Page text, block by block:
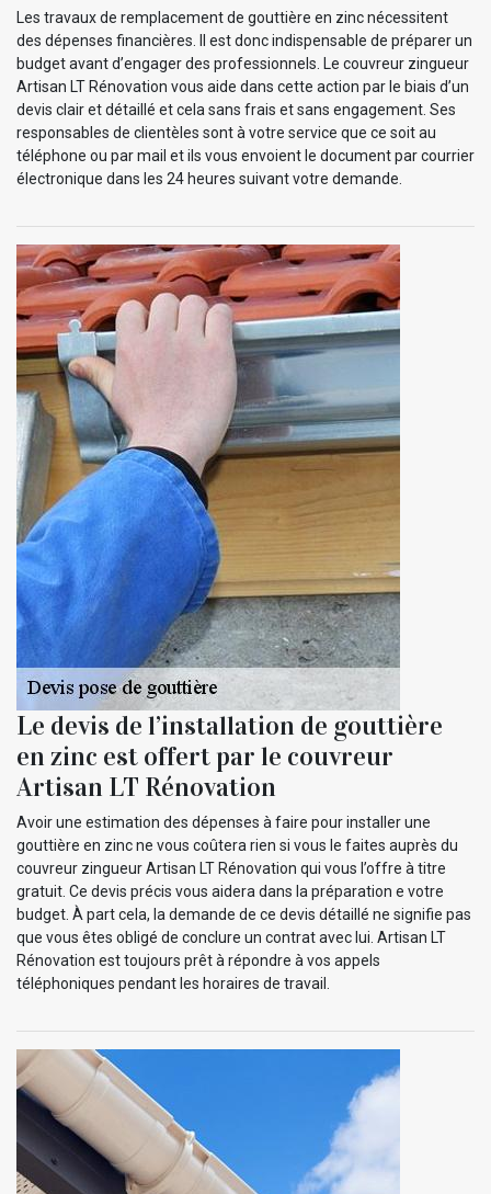
Les travaux de remplacement de gouttière en zinc nécessitent
des dépenses financières. Il est donc indispensable de préparer un
budget avant d’engager des professionnels. Le couvreur zingueur
Artisan LT Rénovation vous aide dans cette action par le biais d’un
devis clair et détaillé et cela sans frais et sans engagement. Ses
responsables de clientèles sont à votre service que ce soit au
téléphone ou par mail et ils vous envoient le document par courrier
électronique dans les 24 heures suivant votre demande.
Le devis de l’installation de gouttière
en zinc est offert par le couvreur
Artisan LT Rénovation
Avoir une estimation des dépenses à faire pour installer une
gouttière en zinc ne vous coûtera rien si vous le faites auprès du
couvreur zingueur Artisan LT Rénovation qui vous l’offre à titre
gratuit. Ce devis précis vous aidera dans la préparation e votre
budget. À part cela, la demande de ce devis détaillé ne signifie pas
que vous êtes obligé de conclure un contrat avec lui. Artisan LT
Rénovation est toujours prêt à répondre à vos appels
téléphoniques pendant les horaires de travail.